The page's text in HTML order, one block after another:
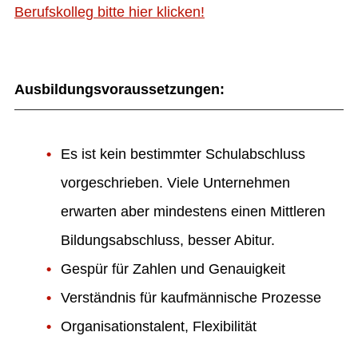
Berufskolleg bitte hier klicken!
Ausbildungsvoraussetzungen:
Es ist kein bestimmter Schulabschluss
vorgeschrieben. Viele Unternehmen
erwarten aber mindestens einen Mittleren
Bildungsabschluss, besser Abitur.
Gespür für Zahlen und Genauigkeit
Verständnis für kaufmännische Prozesse
Organisationstalent, Flexibilität